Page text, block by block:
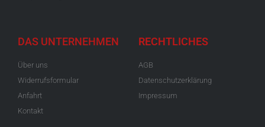
DAS UNTERNEHMEN
Über uns
Widerrufsformular
Anfahrt
Kontakt
RECHTLICHES
AGB
Datenschutzerklärung
Impressum